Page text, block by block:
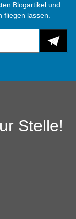
Blogartikel und
fliegen lassen.
Stelle!